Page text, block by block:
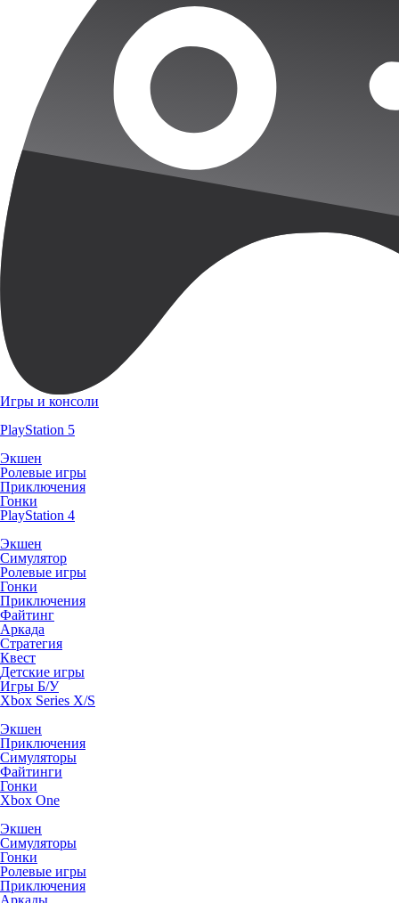
Игры и консоли
PlayStation 5
Экшен
Ролевые игры
Приключения
Гонки
PlayStation 4
Экшен
Симулятор
Ролевые игры
Гонки
Приключения
Файтинг
Аркада
Стратегия
Квест
Детские игры
Игры Б/У
Xbox Series X/S
Экшен
Приключения
Симуляторы
Файтинги
Гонки
Xbox One
Экшен
Симуляторы
Гонки
Ролевые игры
Приключения
Аркады